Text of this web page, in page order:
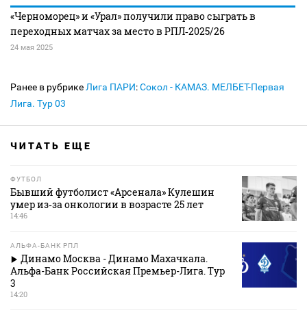
«Черноморец» и «Урал» получили право сыграть в
переходных матчах за место в РПЛ‑2025/26
24 мая 2025
Ранее в рубрике Лига ПАРИ:Сокол - КАМАЗ. МЕЛБЕТ-Первая
Лига. Тур 03
ЧИТАТЬ ЕЩЕ
ФУТБОЛ
Бывший футболист «Арсенала» Кулешин
умер из‑за онкологии в возрасте 25 лет
14:46
АЛЬФА-БАНК РПЛ
Динамо Москва - Динамо Махачкала.
Альфа-Банк Российская Премьер-Лига. Тур
3
14:20